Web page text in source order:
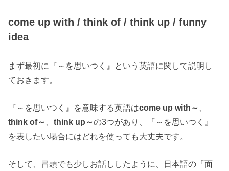
come up with / think of / think up / funny
idea
まず最初に『～を思いつく』という英語に関して説明し
ておきます。
『～を思いつく』を意味する英語はcome up with～
think of～
、think up～の3つがあり、『～を思いつく』
を表したい場合にはどれを使っても大丈夫です。
そして、冒頭でも少しお話ししたように、日本語の『面